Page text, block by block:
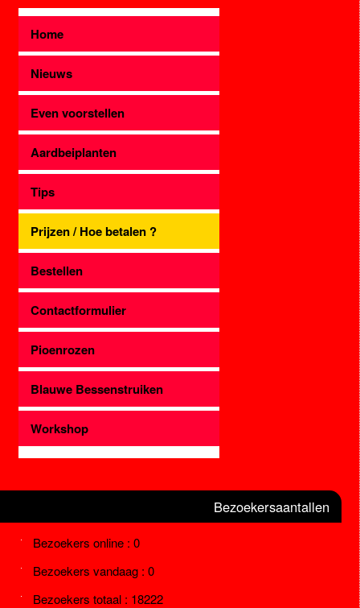
Home
Nieuws
Even voorstellen
Aardbeiplanten
Tips
Prijzen / Hoe betalen ?
Bestellen
Contactformulier
Pioenrozen
Blauwe Bessenstruiken
Workshop
Bezoekersaantallen
Bezoekers online : 0
Bezoekers vandaag : 0
Bezoekers totaal : 18222